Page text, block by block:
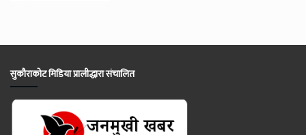
सुकौराकोट मिडिया प्रालीद्धारा संचालित